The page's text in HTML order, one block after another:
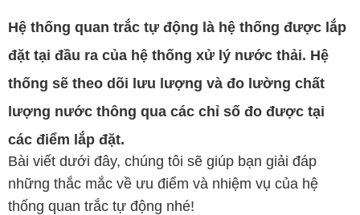
Hệ thống quan trắc tự động là hệ thống được lắp
đặt tại đầu ra của hệ thống xử lý nước thải. Hệ
thống sẽ theo dõi lưu lượng và đo lường chất
lượng nước thông qua các chỉ số đo được tại
các điểm lắp đặt.
Bài viết dưới đây, chúng tôi sẽ giúp bạn giải đáp
những thắc mắc về ưu điểm và nhiệm vụ của hệ
thống quan trắc tự động nhé!